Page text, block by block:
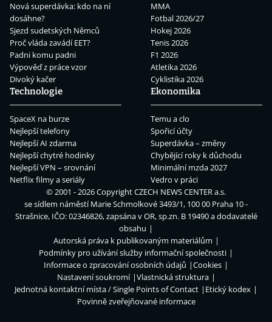
Nová superdávka: kdo na ní
dosáhne?
Sjezd sudetských Němců
Proč vláda zavádí EET?
Padni komu padni
Výpověď z práce vzor
Divoký kačer
MMA
Fotbal 2026/27
Hokej 2026
Tenis 2026
F1 2026
Atletika 2026
Cyklistika 2026
Technologie
SpaceX na burze
Nejlepší telefony
Nejlepší AI zdarma
Nejlepší chytré hodinky
Nejlepší VPN – srovnání
Netflix filmy a seriály
Ekonomika
Temu a clo
Spořicí účty
Superdávka – změny
Chybějící roky k důchodu
Minimální mzda 2027
Vedro v práci
© 2001 - 2026 CopyrightCZECH NEWS CENTER a.s.
se sídlem náměstí Marie Schmolkové 3493/1, 100 00 Praha 10 -
Strašnice, IČO: 02346826, zapsána v OR, sp.zn. B 19490 a dodavatelé
obsahu
Autorská práva k publikovaným materiálům
Podmínky pro užívání služby informační společnosti
Informace o zpracování osobních údajů
Cookies
Nastavení soukromí
Vlastnická struktura
Jednotná kontaktní místa / Single Points of Contact
Etický kodex
Povinně zveřejňované informace